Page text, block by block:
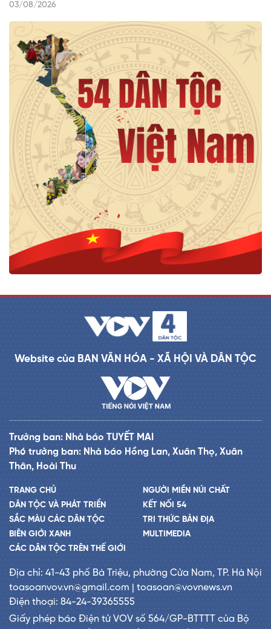
03/08/2026
Website của BAN VĂN HÓA - XÃ HỘI VÀ DÂN TỘC
Trưởng ban: Nhà báo TUYẾT MAI
Phó trưởng ban: Nhà báo Hồng Lan, Xuân Thọ, Xuân
Thân, Hoài Thu
TRANG CHỦ
DÂN TỘC VÀ PHÁT TRIỂN
SẮC MÀU CÁC DÂN TỘC
BIÊN GIỚI XANH
CÁC DÂN TỘC TRÊN THẾ GIỚI
NGƯỜI MIỀN NÚI CHẤT
KẾT NỐI 54
TRI THỨC BẢN ĐỊA
MULTIMEDIA
Địa chỉ: 41-43 phố Bà Triệu, phường Cửa Nam, TP. Hà Nội
toasoanvov.vn@gmail.com | toasoan@vovnews.vn
Điện thoại: 84-24-39365555
Giấy phép báo Điện tử VOV số 564/GP-BTTTT của Bộ